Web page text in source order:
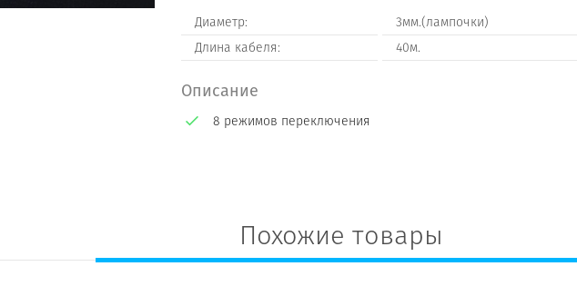
Диаметр:
3мм.(лампочки)
Длина кабеля:
40м.
Описание
8 режимов переключения
Похожие товары